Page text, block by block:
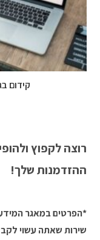
קידום
רוצה לקפוץ
ההזדמנות שלך!
*הפרטים במאגר
שירות שאתה עשוי